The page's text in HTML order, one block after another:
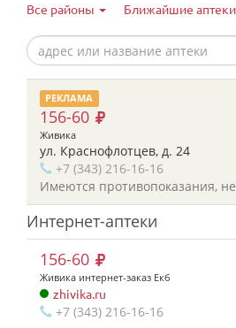
Все районы Ближайшие аптеки
РЕКЛАМА
156-60
Живика
ул. Краснофлотцев, д. 24
+7 (343) 216-16-16
Имеются противопоказания,
Интернет-аптеки
156-60
Живика интернет-заказ Екб
zhivika.ru
+7 (343) 216-16-16